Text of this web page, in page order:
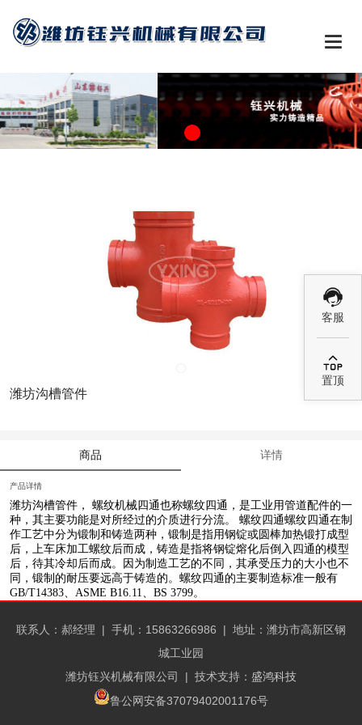

客服

置顶
潍坊沟槽管件
商品 详情
产品详情
潍坊沟槽管件 ， 螺纹机械四通也称螺纹四通，是工业用管道配件的一
种，其主要功能是对所经过的介质进行分流。 螺纹四通螺纹四通在制
作工艺中分为锻制和铸造两种，锻制是指用钢锭或圆棒加热锻打成型
后，上车床加工螺纹后而成，铸造是指将钢锭熔化后倒入四通的模型
后，待其冷却后而成。因为制造工艺的不同，其承受压力的大小也不
同，锻制的耐压要远高于铸造的。螺纹四通的主要制造标准一般有
GB/T14383、ASME B16.11、BS 3799。
联系人：郝经理 | 手机：15863266986 | 地址：潍坊市高新区钢
城工业园
潍坊钰兴机械有限公司
| 技术支持： 盛鸿科技
鲁公网安备37079402001176号